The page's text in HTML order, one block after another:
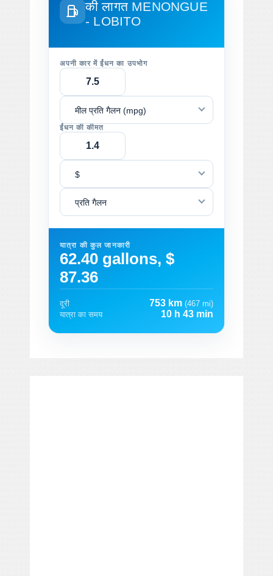
की लागत MENONGUE
- LOBITO
अपनी कार में ईंधन का उपभोग
मील प्रति गैलन (mpg)
ईंधन की कीमत
$
प्रति गैलन
यात्रा की कुल जानकारी
62.40 gallons, $
87.36
दूरी 753 km (467 mi)
यात्रा का समय
10 h 43 min